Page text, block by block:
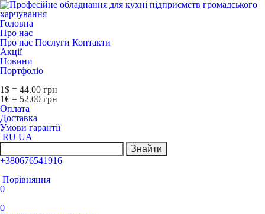
Головна
Про нас
Про нас Послуги Контакти
Акції
Новини
Портфоліо
1$ = 44.00 грн
1€ = 52.00 грн
Оплата
Доставка
Умови гарантії
RU UA
Знайти
+380676541916
Порівняння
0
0